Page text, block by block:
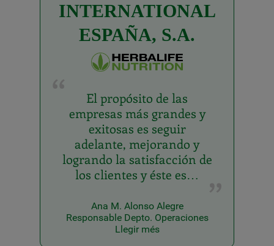
INTERNATIONAL
ESPAÑA, S.A.
El propósito de las
empresas más grandes y
exitosas es seguir
adelante, mejorando y
logrando la satisfacción de
los clientes y éste es…
Ana M. Alonso Alegre
Responsable Depto. Operaciones
Llegir més